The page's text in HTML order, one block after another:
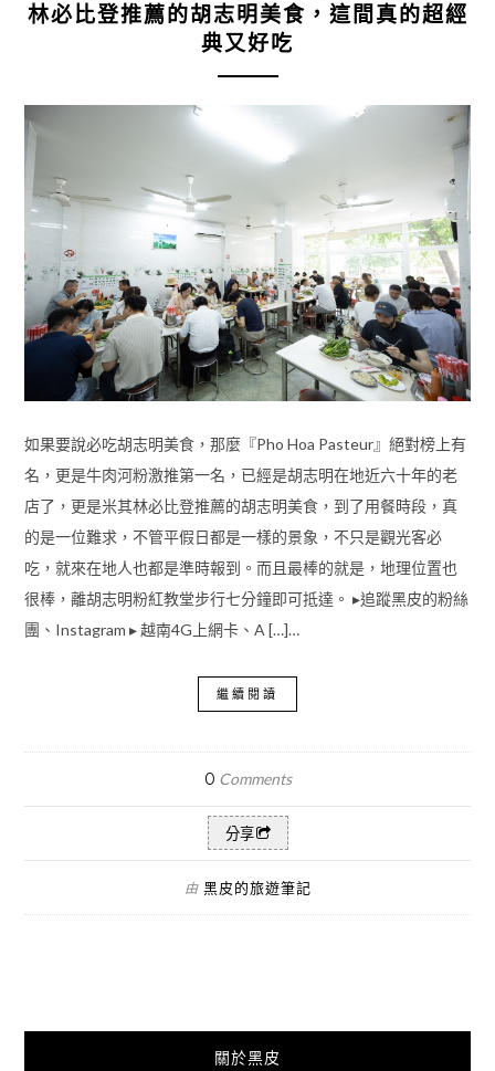
林必比登推薦的胡志明美食，這間真的超經
典又好吃
如果要說必吃胡志明美食，那麼『Pho Hoa Pasteur』絕對榜上有
名，更是牛肉河粉激推第一名，已經是胡志明在地近六十年的老
店了，更是米其林必比登推薦的胡志明美食，到了用餐時段，真
的是一位難求，不管平假日都是一樣的景象，不只是觀光客必
吃，就來在地人也都是準時報到。而且最棒的就是，地理位置也
很棒，離胡志明粉紅教堂步行七分鐘即可抵達。 ▸追蹤黑皮的粉絲
團、Instagram ▸ 越南4G上網卡、A […]…
繼續閱讀
0 Comments
分享
由 黑皮的旅遊筆記
關於黑皮